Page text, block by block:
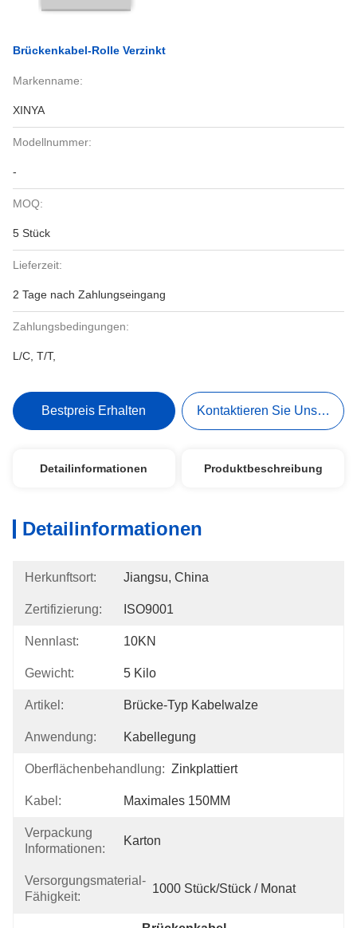
Brückenkabel-Rolle Verzinkt
Markenname:
XINYA
Modellnummer:
-
MOQ:
5 Stück
Lieferzeit:
2 Tage nach Zahlungseingang
Zahlungsbedingungen:
L/C, T/T,
Bestpreis Erhalten Kontaktieren Sie Uns Jetzt
Detailinformationen Produktbeschreibung
Detailinformationen
Herkunftsort: Jiangsu, China
Zertifizierung: ISO9001
Nennlast: 10KN
Gewicht: 5 Kilo
Artikel: Brücke-Typ Kabelwalze
Anwendung: Kabellegung
Oberflächenbehandlung: Zinkplattiert
Kabel: Maximales 150MM
Verpackung
Informationen:
Karton
Versorgungsmaterial-
Fähigkeit:
1000 Stück/Stück / Monat